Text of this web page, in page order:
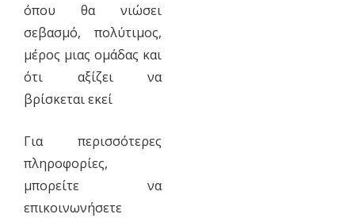
όπου θα νιώσει
σεβασμό, πολύτιμος,
μέρος μιας ομάδας και
ότι αξίζει να
βρίσκεται εκεί
Για περισσότερες
πληροφορίες,
μπορείτε να
επικοινωνήσετε